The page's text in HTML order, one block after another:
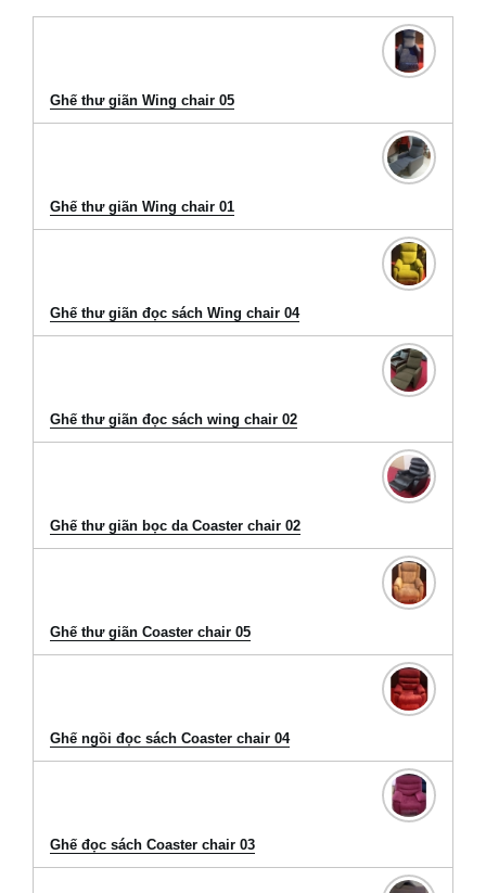
Ghế thư giãn Wing chair 05
Ghế thư giãn Wing chair 01
Ghế thư giãn đọc sách Wing chair 04
Ghế thư giãn đọc sách wing chair 02
Ghế thư giãn bọc da Coaster chair 02
Ghế thư giãn Coaster chair 05
Ghế ngồi đọc sách Coaster chair 04
Ghế đọc sách Coaster chair 03